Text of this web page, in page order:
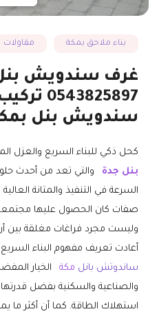
بناء ملاحق بمكة مقاولات
غرف سندويش
سندويش بنل بمكة
كحل ذكي للبناء السريع والعزل
بنل جدة
والتي تعد من أحدث
السرعة في التنفيذ والمتانة
صفات كان الحصول عليها
وليست مجرد فراغات مغلقة بين
أعادت تعريف مفهوم البناء
ساندوتش بانل مكة
الخيار
والصناعية والسكنية بفضل
استهلاك الطاقة. كما أن أكثر ما